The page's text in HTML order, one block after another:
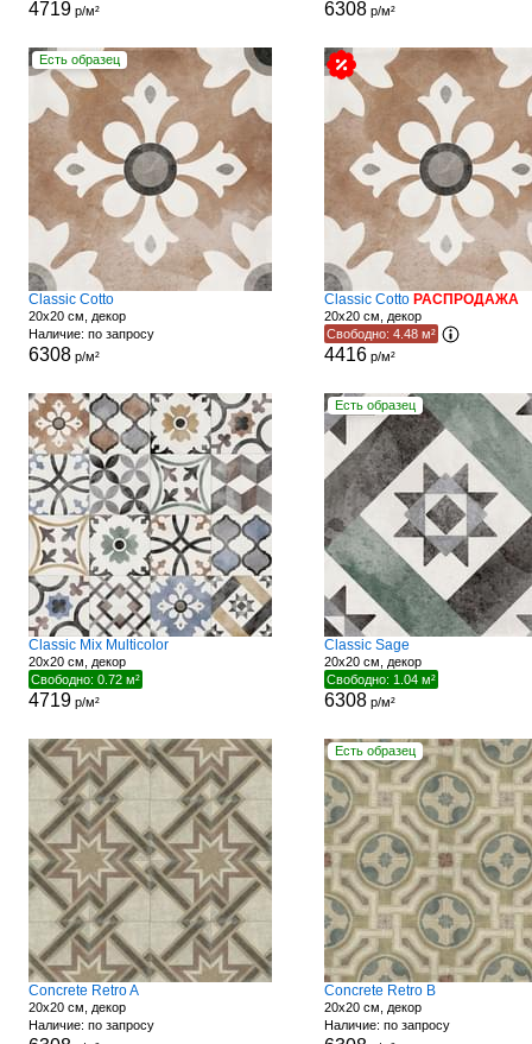
4719р/м² 6308р/м²
Есть образец
Classic Cotto
20x20 см, декор
Наличие: по запросу
6308р/м²
Classic Cotto РАСПРОДАЖА
20x20 см, декор
Свободно: 4.48 м²
4416р/м²
Classic Mix Multicolor
20x20 см, декор
Свободно: 0.72 м²
4719р/м²
Есть образец
Classic Sage
20x20 см, декор
Свободно: 1.04 м²
6308р/м²
Concrete Retro A
20x20 см, декор
Наличие: по запросу
Есть образец
Concrete Retro B
20x20 см, декор
Наличие: по запросу